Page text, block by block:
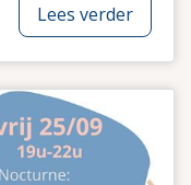
Lees verder